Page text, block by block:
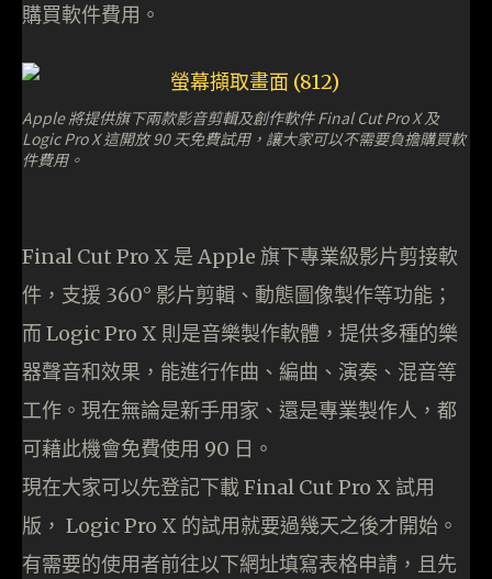
購買軟件費用。
Apple 將提供旗下兩款影音剪輯及創作軟件 Final Cut Pro X 及
Logic Pro X 這開放 90 天免費試用，讓大家可以不需要負擔購買軟
件費用。
Final Cut Pro X 是 Apple 旗下專業級影片剪接軟
件，支援 360° 影片剪輯、動態圖像製作等功能；
而 Logic Pro X 則是音樂製作軟體，提供多種的樂
器聲音和效果，能進行作曲、編曲、演奏、混音等
工作。現在無論是新手用家、還是專業製作人，都
可藉此機會免費使用 90 日。
現在大家可以先登記下載 Final Cut Pro X 試用
版， Logic Pro X 的試用就要過幾天之後才開始。
有需要的使用者前往以下網址填寫表格申請，且先